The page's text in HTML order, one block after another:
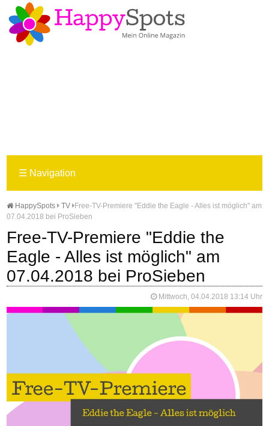
☰ Navigation
HappySpots TV
Free-TV-Premiere "Eddie the Eagle - Alles ist möglich" am
07.04.2018 bei ProSieben
Free-TV-Premiere "Eddie the
Eagle - Alles ist möglich" am
07.04.2018 bei ProSieben
Mittwoch, 04.04.2018 13:14 Uhr